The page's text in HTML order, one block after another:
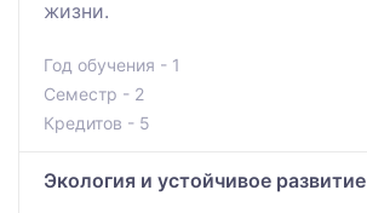
жизни.
Год обучения - 1
Семестр - 2
Кредитов - 5
Экология и устойчивое развитие